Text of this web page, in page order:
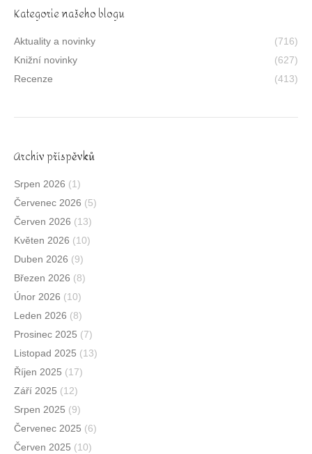
Kategorie našeho blogu
Aktuality a novinky
(716)
Knižní novinky
(627)
Recenze
(413)
Archív příspěvků
Srpen 2026 (1)
Červenec 2026 (5)
Červen 2026 (13)
Květen 2026 (10)
Duben 2026 (9)
Březen 2026 (8)
Únor 2026 (10)
Leden 2026 (8)
Prosinec 2025 (7)
Listopad 2025 (13)
Říjen 2025 (17)
Září 2025 (12)
Srpen 2025 (9)
Červenec 2025 (6)
Červen 2025 (10)